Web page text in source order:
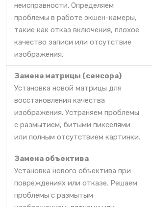
неисправности. Определяем
проблемы в работе экшен-камеры,
такие как отказ включения, плохое
качество записи или отсутствие
изображения.
Замена матрицы (сенсора)
Установка новой матрицы для
восстановления качества
изображения. Устраняем проблемы
с размытием, битыми пикселями
или полным отсутствием картинки.
Замена объектива
Установка нового объектива при
повреждениях или отказе. Решаем
проблемы с размытым